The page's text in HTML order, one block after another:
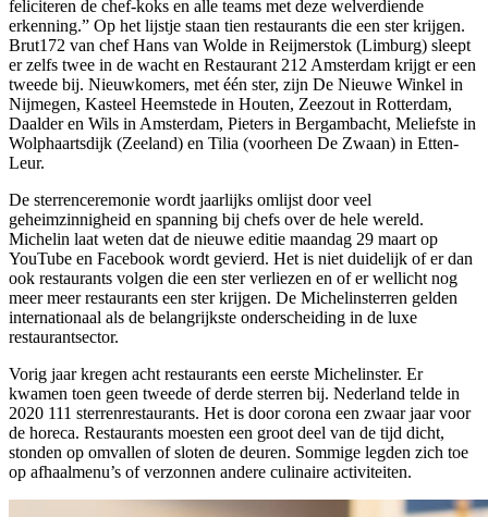
feliciteren de chef-koks en alle teams met deze welverdiende
erkenning.” Op het lijstje staan tien restaurants die een ster krijgen.
Brut172 van chef Hans van Wolde in Reijmerstok (Limburg) sleept
er zelfs twee in de wacht en Restaurant 212 Amsterdam krijgt er een
tweede bij. Nieuwkomers, met één ster, zijn De Nieuwe Winkel in
Nijmegen, Kasteel Heemstede in Houten, Zeezout in Rotterdam,
Daalder en Wils in Amsterdam, Pieters in Bergambacht, Meliefste in
Wolphaartsdijk (Zeeland) en Tilia (voorheen De Zwaan) in Etten-
Leur.
De sterrenceremonie wordt jaarlijks omlijst door veel
geheimzinnigheid en spanning bij chefs over de hele wereld.
Michelin laat weten dat de nieuwe editie maandag 29 maart op
YouTube en Facebook wordt gevierd. Het is niet duidelijk of er dan
ook restaurants volgen die een ster verliezen en of er wellicht nog
meer meer restaurants een ster krijgen. De Michelinsterren gelden
internationaal als de belangrijkste onderscheiding in de luxe
restaurantsector.
Vorig jaar kregen acht restaurants een eerste Michelinster. Er
kwamen toen geen tweede of derde sterren bij. Nederland telde in
2020 111 sterrenrestaurants. Het is door corona een zwaar jaar voor
de horeca. Restaurants moesten een groot deel van de tijd dicht,
stonden op omvallen of sloten de deuren. Sommige legden zich toe
op afhaalmenu’s of verzonnen andere culinaire activiteiten.